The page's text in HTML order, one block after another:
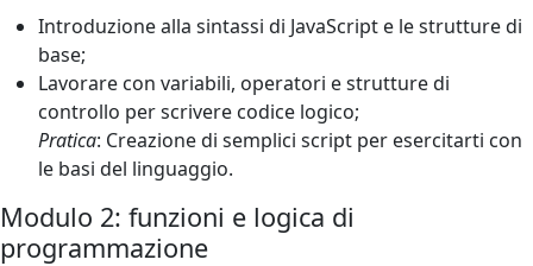
Introduzione alla sintassi di JavaScript e le strutture di
base;
Lavorare con variabili, operatori e strutture di
controllo per scrivere codice logico;
Pratica: Creazione di semplici script per esercitarti con
le basi del linguaggio.
Modulo 2: funzioni e logica di
programmazione